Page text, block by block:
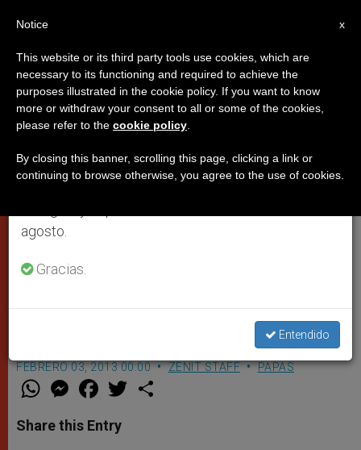
Rechazar a los profetas de
desventuras que niegan el
sentido de la vida religiosa
El papa celebra misa en San Pedro en la
Consagrada. En la sociedad de la
FEBRERO 03, 2013 00:00 ZENIT STAFF PAPAS
W
t
s
M
e
s
e
F
a
e
b
w
Share this Entry
×
Aviso importante
Del 27 de julio al 7 de agosto haremos la pausa
anual, aprovechando que en el periodo de verano
se generan menos informaciones y también el
agosto.
Gracias.
Entendido
x
Notice
This website or its third party tools use cookies, which are
necessary to its functioning and required to achieve the
purposes illustrated in the cookie policy. If you want to know
more or withdraw your consent to all or some of the cookies,
please refer to the cookie policy
By closing this banner, scrolling this page, clicking a link or
continuing to browse otherwise, you agree to the use of cookies.